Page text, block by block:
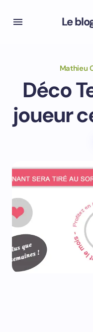
Le
Mathieu
Déco
joueur